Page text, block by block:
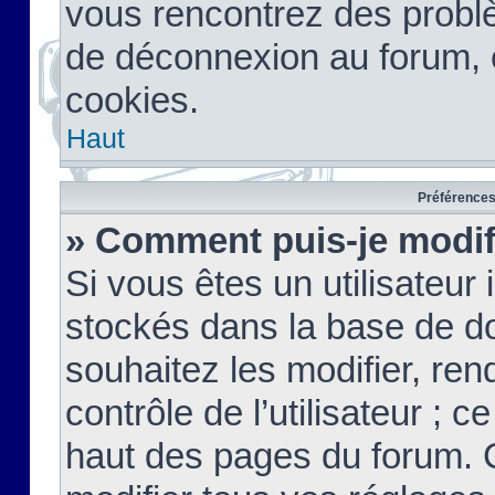
vous rencontrez des
de déconnexion au
cookies.
Haut
» Comment puis-je
Si vous êtes un
stockés dans la base de
souhaitez les modifier,
contrôle de l’utilisateur ;
haut des pages du forum.